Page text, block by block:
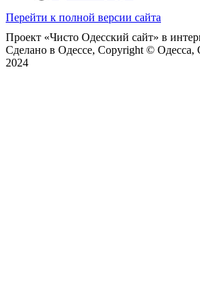
Перейти к полной версии сайта
Проект «Чисто Одесский сайт» в
Сделано в Одессе, Copyright © Одесса,
2024